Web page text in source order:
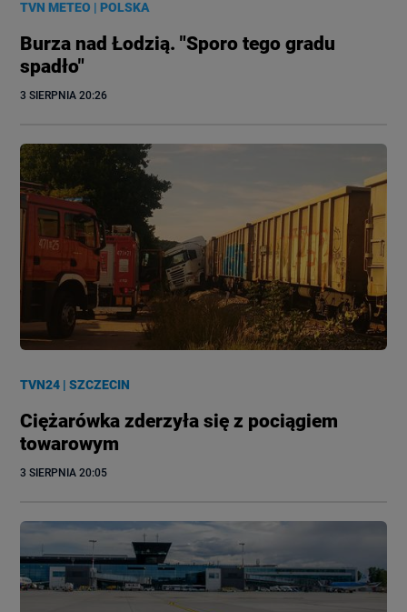
TVN METEO |POLSKA
Burza nad Łodzią. "Sporo tego gradu
spadło"
3 SIERPNIA 20:26
TVN24 |SZCZECIN
Ciężarówka zderzyła się z pociągiem
towarowym
3 SIERPNIA 20:05